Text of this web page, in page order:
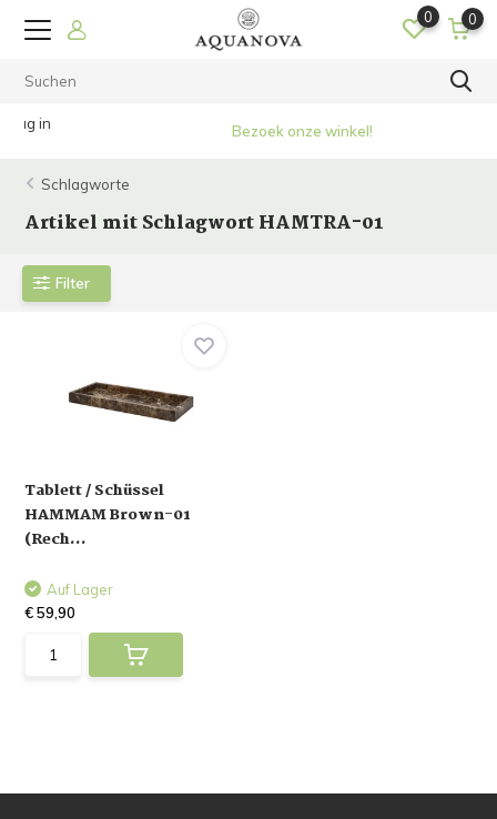
0 0
Bezoek onze winkel!
Schlagworte
Artikel mit Schlagwort HAMTRA-01
Filter
Tablett / Schüssel
HAMMAM Brown-01
(Rech...
Auf Lager
€ 59,90